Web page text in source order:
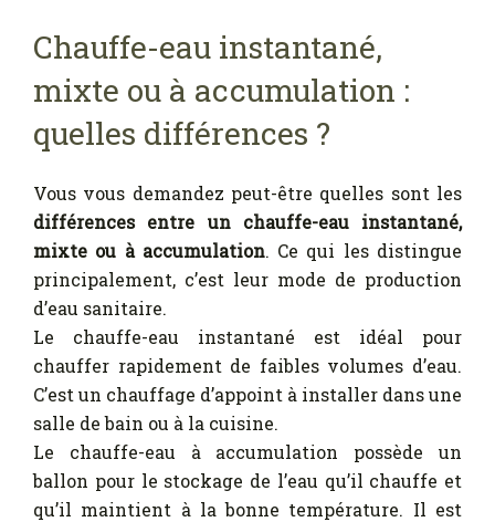
Chauffe-eau instantané,
mixte ou à accumulation :
quelles différences ?
Vous vous demandez peut-être quelles sont les
différences entre un chauffe-eau instantané,
mixte ou à accumulation. Ce qui les distingue
principalement, c’est leur mode de production
d’eau sanitaire.
Le chauffe-eau instantané est idéal pour
chauffer rapidement de faibles volumes d’eau.
C’est un chauffage d’appoint à installer dans une
salle de bain ou à la cuisine.
Le chauffe-eau à accumulation possède un
ballon pour le stockage de l’eau qu’il chauffe et
qu’il maintient à la bonne température. Il est